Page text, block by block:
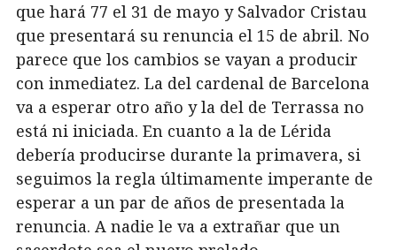
que hará 77 el 31 de mayo y Salvador Cristau
que presentará su renuncia el 15 de abril. No
parece que los cambios se vayan a producir
con inmediatez. La del cardenal de Barcelona
va a esperar otro año y la del de Terrassa no
está ni iniciada. En cuanto a la de Lérida
debería producirse durante la primavera, si
seguimos la regla últimamente imperante de
esperar a un par de años de presentada la
renuncia. A nadie le va a extrañar que un